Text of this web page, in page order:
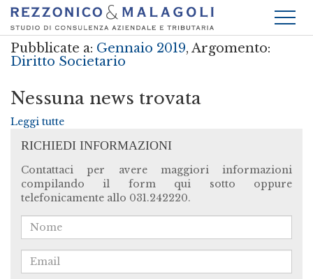
Pubblicate a: Gennaio 2019, Argomento:
Diritto Societario
Nessuna news trovata
Leggi tutte
RICHIEDI INFORMAZIONI
Contattaci per avere maggiori informazioni
compilando il form qui sotto oppure
telefonicamente allo 031.242220.